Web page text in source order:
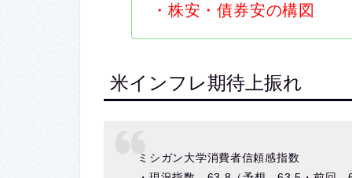
・株安・債券安の構図
米インフレ期待上振れ
ミシガン大学消費者信頼感指数